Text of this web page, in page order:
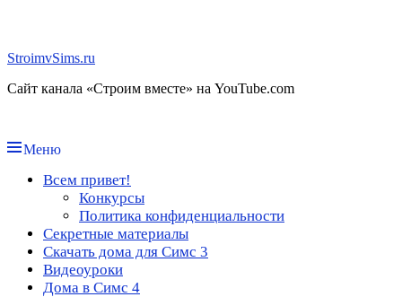
StroimvSims.ru
Сайт канала «Строим вместе» на YouTube.com
Меню
Основное
Всем привет!
Конкурсы
Политика конфиденциальности
Секретные материалы
Скачать дома для Симс 3
Видеоуроки
Дома в Симс 4